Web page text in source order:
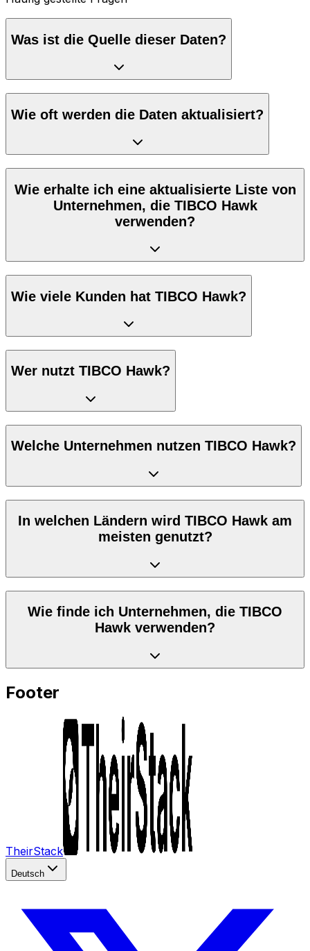
Was ist die Quelle dieser Daten?
Wie oft werden die Daten aktualisiert?
Wie erhalte ich eine aktualisierte Liste von
Unternehmen, die TIBCO Hawk
verwenden?
Wie viele Kunden hat TIBCO Hawk?
Wer nutzt TIBCO Hawk?
Welche Unternehmen nutzen TIBCO Hawk?
In welchen Ländern wird TIBCO Hawk am
meisten genutzt?
Wie finde ich Unternehmen, die TIBCO
Hawk verwenden?
Footer
TheirStack
Deutsch